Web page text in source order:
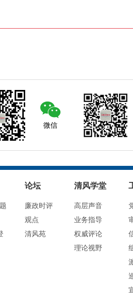
微信
论坛
廉政时评
观点
清风苑
清风学堂
高层声音
业务指导
权威评论
理论视野